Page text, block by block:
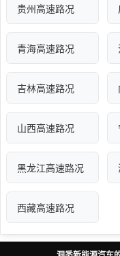
贵州高速路况
青海高速路况
吉林高速路况
山西高速路况
黑龙江高速路况
西藏高速路况